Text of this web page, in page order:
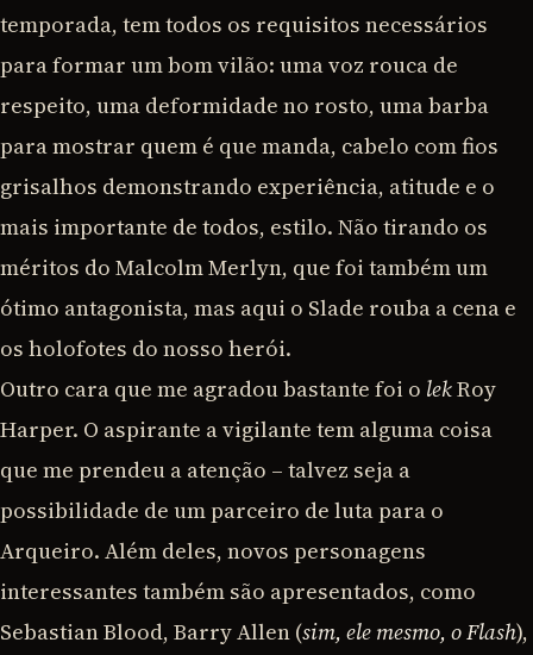
temporada, tem todos os requisitos necessários
para formar um bom vilão: uma voz rouca de
respeito, uma deformidade no rosto, uma barba
para mostrar quem é que manda, cabelo com fios
grisalhos demonstrando experiência, atitude e o
mais importante de todos, estilo. Não tirando os
méritos do Malcolm Merlyn, que foi também um
ótimo antagonista, mas aqui o Slade rouba a cena e
os holofotes do nosso herói.
Outro cara que me agradou bastante foi o lekRoy
Harper. O aspirante a vigilante tem alguma coisa
que me prendeu a atenção – talvez seja a
possibilidade de um parceiro de luta para o
Arqueiro. Além deles, novos personagens
interessantes também são apresentados, como
Sebastian Blood, Barry Allen (sim, ele mesmo, o Flash),